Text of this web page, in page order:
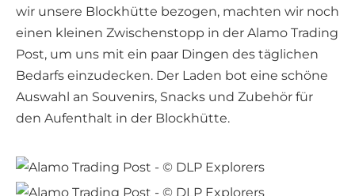
wir unsere Blockhütte bezogen, machten wir noch
einen kleinen Zwischenstopp in der Alamo Trading
Post, um uns mit ein paar Dingen des täglichen
Bedarfs einzudecken. Der Laden bot eine schöne
Auswahl an Souvenirs, Snacks und Zubehör für
den Aufenthalt in der Blockhütte.